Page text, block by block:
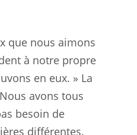
que nous aimons
à notre propre
en eux. » La
avons tous
besoin de
différentes.